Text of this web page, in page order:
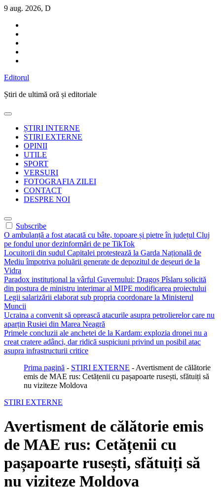
Sari
conținut
9 aug. 2026, D
Editorul
Știri de ultimă oră și editoriale
ȘTIRI INTERNE
STIRI EXTERNE
OPINII
UTILE
SPORT
VERSURI
FOTOGRAFIA ZILEI
CONTACT
DESPRE NOI
Subscribe
O ambulanță a fost atacată cu bâte, topoare și pietre în județul Cluj
pe fondul unor dezinformări de pe TikTok
Locuitorii din sudul Capitalei protestează la Garda Națională de
Mediu împotriva poluării generate de depozitul de deșeuri de la
Vidra
Paradox instituțional la vârful Guvernului: Dragoș Pîslaru solicită
din postura de ministru interimar al MIPE modificarea proiectului
Legii salarizării elaborat sub propria coordonare la Ministerul
Muncii
Ucraina a convenit să oprească atacurile asupra petrolierelor care nu
aparțin Rusiei din Marea Neagră
Primele concluzii ale anchetei de la Kardam: explozia dronei nu a
creat cratere adânci, dar ridică suspiciuni privind un posibil atac
asupra infrastructurii critice
Prima pagină - STIRI EXTERNE - Avertisment de călătorie
emis de MAE rus: Cetățenii cu pașapoarte rusești, sfătuiți să
nu viziteze Moldova
STIRI EXTERNE
Avertisment de călătorie emis
de MAE rus: Cetățenii cu
pașapoarte rusești, sfătuiți să
nu viziteze Moldova